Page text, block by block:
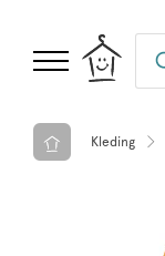
Kleding